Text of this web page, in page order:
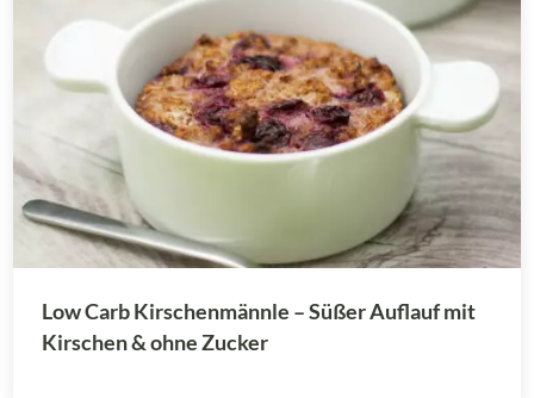
Low Carb Kirschenmännle – Süßer Auflauf mit
Kirschen & ohne Zucker